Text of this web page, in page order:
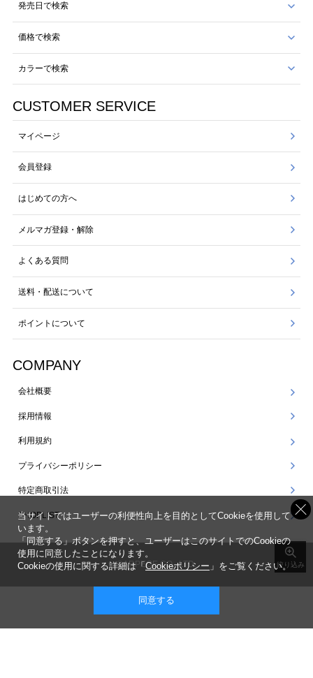
絞り込み
発売日で検索
価格で検索
カラーで検索
CUSTOMER SERVICE
マイページ
会員登録
はじめての方へ
メルマガ登録・解除
よくある質問
送料・配送について
ポイントについて
COMPANY
会社概要
採用情報
利用規約
プライバシーポリシー
特定商取引法
SHOPLIST
©ARPEGE CO., LTD.
表示 ： スマートフォン版 |
当サイトではユーザーの利便性向上を目的としてCookieを使用して
います。
「同意する」ボタンを押すと、ユーザーはこのサイトでのCookieの
使用に同意したことになります。
Cookieの使用に関する詳細は「Cookieポリシー 」をご覧ください。
同意する